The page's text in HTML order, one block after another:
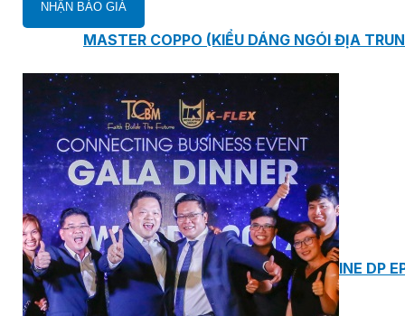
MASTER COPPO (KIỂU DÁNG NGÓI ĐỊA
Bơm Epsso
HỆ THỐNG BƠM TĂNG ÁP EPSSO
BƠM TRỤC ĐỨNG ĐƠN TẦNG CÁNH INLINE DP